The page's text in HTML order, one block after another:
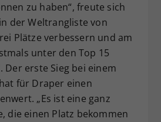
zu haben“, freute sich
der Weltrangliste von
Plätze verbessern und am
unter den Top 15
Der erste Sieg bei einem
für Draper einen
„Es ist eine ganz
die einen Platz bekommen